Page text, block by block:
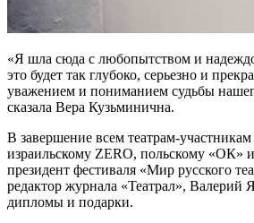
«Я шла сюда с любопытством и
это будет так глубоко, серьезно и
уважением и пониманием судьбы
сказала Вера Кузьминична.
В завершение всем театрам-
израильскому ZERO, польскому
президент фестиваля «Мир русского
редактор журнала «Театрал», Валерий
дипломы и подарки.